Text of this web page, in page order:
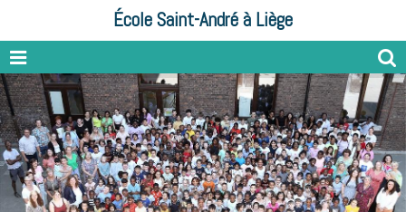
École Saint-André à Liège